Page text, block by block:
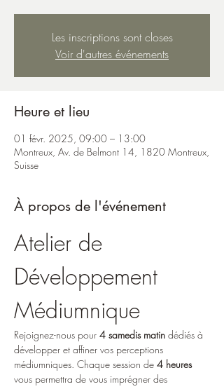
Les inscriptions sont closes
Voir d'autres événements
Heure et lieu
01 févr. 2025, 09:00 – 13:00
Montreux, Av. de Belmont 14, 1820 Montreux,
Suisse
À propos de l'événement
Atelier de
Développement
Médiumnique
Rejoignez-nous pour 4 samedis matin dédiés à
développer et affiner vos perceptions
médiumniques. Chaque session de 4 heures
vous permettra de vous imprégner des